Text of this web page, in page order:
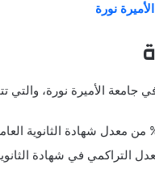
نورة
جامعة الأميرة نورة، والتي